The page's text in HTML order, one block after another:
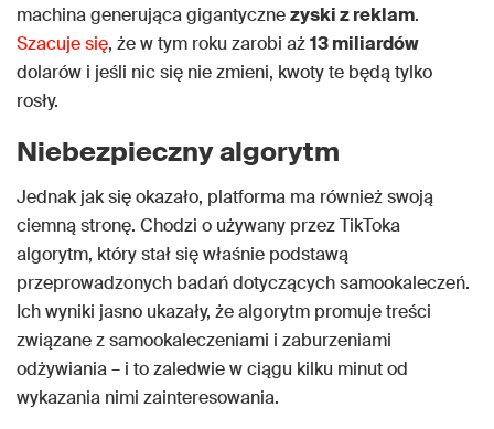
machina generująca gigantycznezyski z reklam.
Szacuje się, że w tym roku zarobi aż13 miliardów
dolarów i jeśli nic się nie zmieni, kwoty te będą tylko
rosły.
Niebezpieczny algorytm
Jednak jak się okazało, platforma ma również swoją
ciemną stronę. Chodzi o używany przez TikToka
algorytm, który stał się właśnie podstawą
przeprowadzonych badań dotyczących samookaleczeń.
Ich wyniki jasno ukazały, że algorytm promuje treści
związane z samookaleczeniami i zaburzeniami
odżywiania – i to zaledwie w ciągu kilku minut od
wykazania nimi zainteresowania.